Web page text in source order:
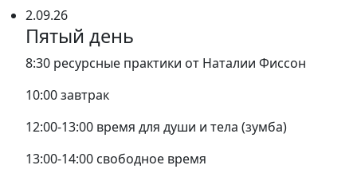
2.09.26
Пятый день
8:30 ресурсные практики от Наталии Фиссон
10:00 завтрак
12:00-13:00 время для души и тела (зумба)
13:00-14:00 свободное время